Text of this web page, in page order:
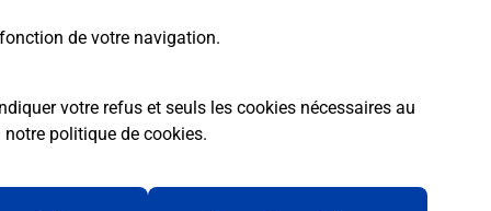
de votre navigation.
votre refus et seuls les cookies nécessaires au
notre politique de cookies.